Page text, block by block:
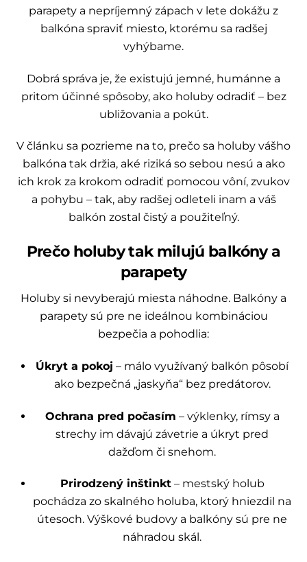
parapety a nepríjemný zápach v lete dokážu z
balkóna spraviť miesto, ktorému sa radšej
vyhýbame.
Dobrá správa je, že existujú jemné, humánne a
pritom účinné spôsoby, ako holuby odradiť – bez
ubližovania a pokút.
V článku sa pozrieme na to, prečo sa holuby vášho
balkóna tak držia, aké riziká so sebou nesú a ako
ich krok za krokom odradiť pomocou vôní, zvukov
a pohybu – tak, aby radšej odleteli inam a váš
balkón zostal čistý a použiteľný.
Prečo holuby tak milujú balkóny a
parapety
Holuby si nevyberajú miesta náhodne. Balkóny a
parapety sú pre ne ideálnou kombináciou
bezpečia a pohodlia:
Úkryt a pokoj – málo využívaný balkón pôsobí
ako bezpečná „jaskyňa“ bez predátorov.
Ochrana pred počasím – výklenky, rímsy a
strechy im dávajú závetrie a úkryt pred
dažďom či snehom.
Prirodzený inštinkt– mestský holub
pochádza zo skalného holuba, ktorý hniezdil na
útesoch. Výškové budovy a balkóny sú pre ne
náhradou skál.